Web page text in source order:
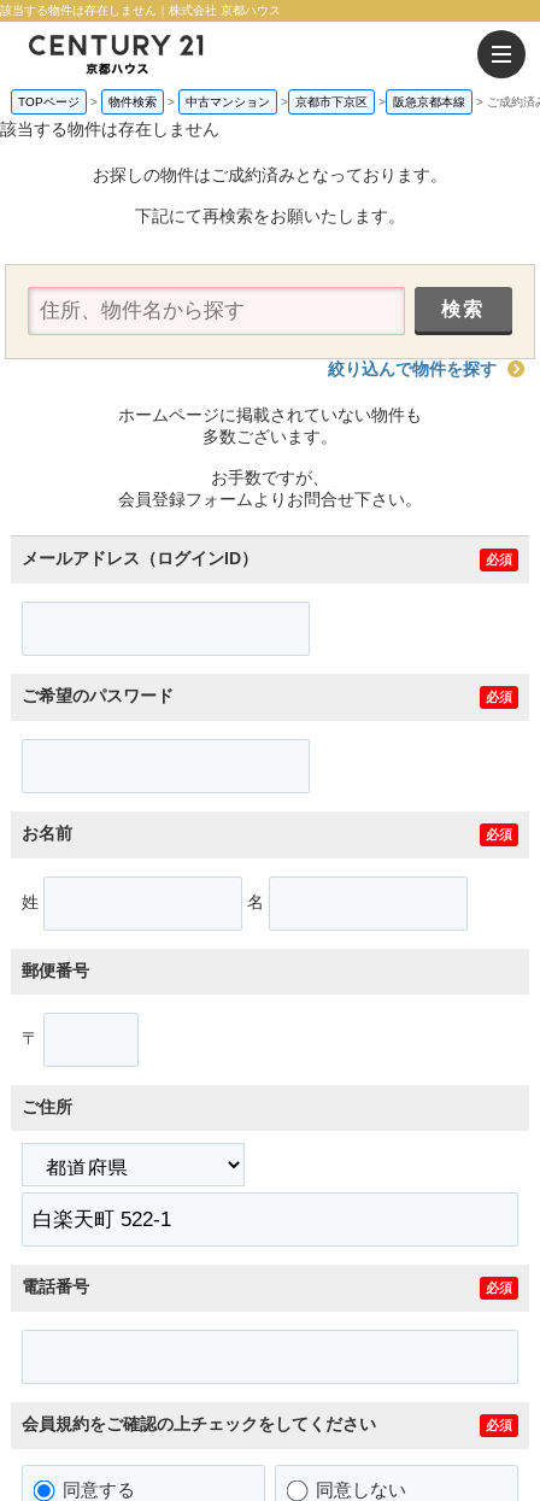
該当する物件は存在しません｜株式会社 京都ハウス
TOPページ 物件検索 中古マンション 京都市下京区 阪急京都本線 ご成約済
該当する物件は存在しません
お探しの物件はご成約済みとなっております。
下記にて再検索をお願いたします。
絞り込んで物件を探す
ホームページに掲載されていない物件も
多数ございます。
お手数ですが、
会員登録フォームよりお問合せ下さい。
メールアドレス（ログインID） 必須
ご希望のパスワード 必須
お名前 必須
姓 名
郵便番号
〒
ご住所
電話番号 必須
会員規約をご確認の上チェックをしてください 必須
同意する 同意しない